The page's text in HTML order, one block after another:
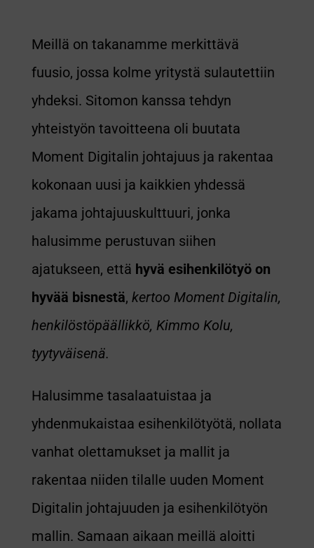
Meillä on takanamme merkittävä
fuusio, jossa kolme yritystä sulautettiin
yhdeksi. Sitomon kanssa tehdyn
yhteistyön tavoitteena oli buutata
Moment Digitalin johtajuus ja rakentaa
kokonaan uusi ja kaikkien yhdessä
jakama johtajuuskulttuuri, jonka
halusimme perustuvan siihen
ajatukseen, että hyvä esihenkilötyö on
hyvää bisnestä, kertoo Moment Digitalin,
henkilöstöpäällikkö, Kimmo Kolu,
tyytyväisenä.
Halusimme tasalaatuistaa ja
yhdenmukaistaa esihenkilötyötä, nollata
vanhat olettamukset ja mallit ja
rakentaa niiden tilalle uuden Moment
Digitalin johtajuuden ja esihenkilötyön
mallin. Samaan aikaan meillä aloitti